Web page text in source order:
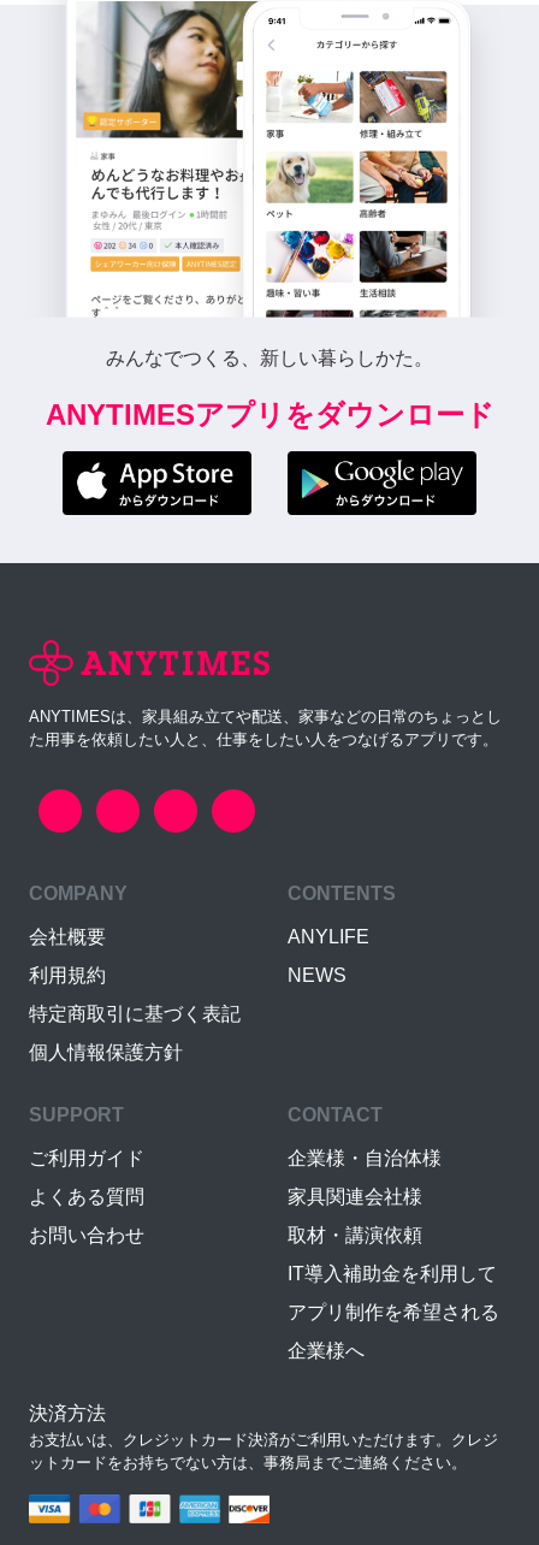
みんなでつくる、新しい暮らしかた。
ANYTIMESアプリをダウンロード
ANYTIMESは、家具組み立てや配送、家事などの日常のちょっとし
た用事を依頼したい人と、仕事をしたい人をつなげるアプリです。
COMPANY
会社概要
利用規約
特定商取引に基づく表記
個人情報保護方針
CONTENTS
ANYLIFE
NEWS
SUPPORT
ご利用ガイド
よくある質問
お問い合わせ
CONTACT
企業様・自治体様
家具関連会社様
取材・講演依頼
IT導入補助金を利用して
アプリ制作を希望される
企業様へ
決済方法
お支払いは、クレジットカード決済がご利用いただけます。クレジ
ットカードをお持ちでない方は、事務局までご連絡ください。